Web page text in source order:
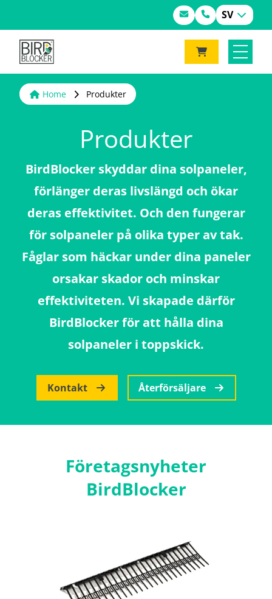
SV
Home Produkter
Produkter
BirdBlocker skyddar dina solpaneler,
förlänger deras livslängd och ökar
deras effektivitet. Och den fungerar
för solpaneler på olika typer av tak.
Fåglar som häckar under dina paneler
orsakar skador och minskar
effektiviteten. Vi skapade därför
BirdBlocker för att hålla dina
solpaneler i toppskick.
Kontakt Återförsäljare
Företagsnyheter
BirdBlocker